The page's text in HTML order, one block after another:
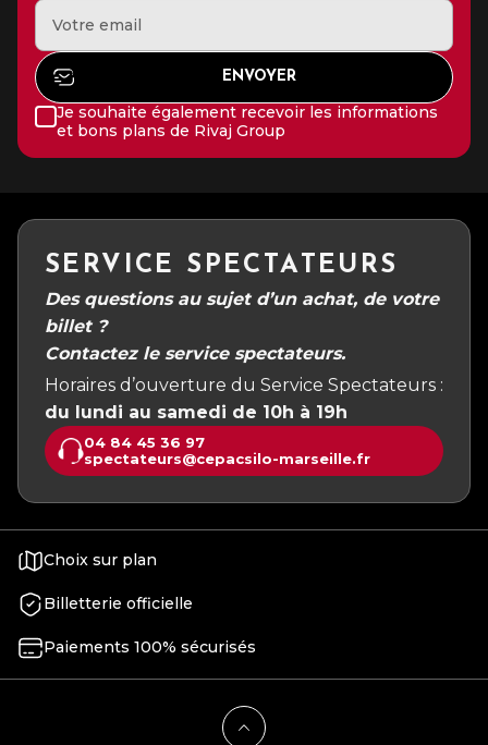
Je souhaite également recevoir les informations
et bons plans de Rivaj Group
SERVICE SPECTATEURS
Des questions au sujet d’un achat, de votre
billet ?
Contactez le service spectateurs.
Horaires d’ouverture du Service Spectateurs :
du lundi au samedi de 10h à 19h
04 84 45 36 97
spectateurs@cepacsilo-marseille.fr
Choix sur plan
Billetterie officielle
Paiements 100% sécurisés